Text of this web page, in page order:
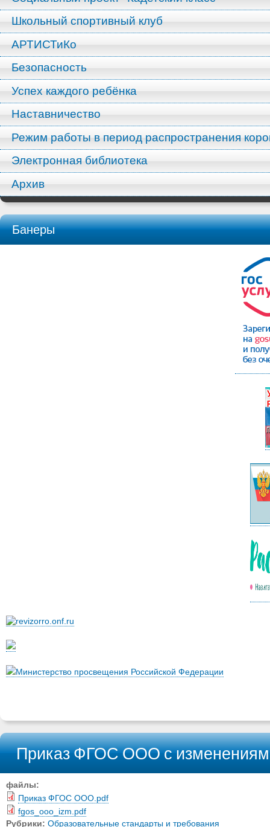
Школьный спортивный клуб
АРТИСТиКо
Безопасность
Успех каждого ребёнка
Наставничество
Режим работы в период распространения
Электронная библиотека
Архив
Банеры
Министерство просвещения Российской Федерации
Приказ ФГОС ООО с
файлы:
Приказ ФГОС ООО.pdf
fgos_ooo_izm.pdf
Рубрики: Образовательные стандарты и требования